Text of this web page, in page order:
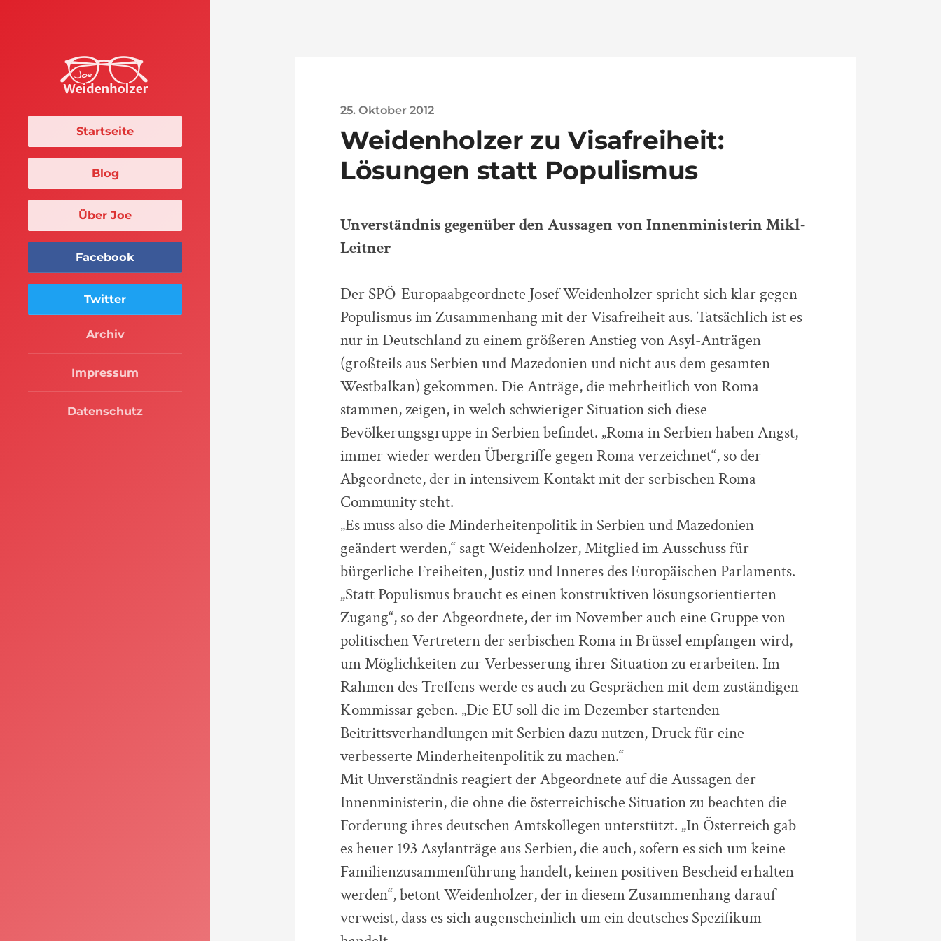
Startseite
Blog
Über Joe
Facebook
Twitter
Archiv
Impressum
Datenschutz
25. Oktober 2012
Weidenholzer zu Visafreiheit:
Lösungen statt Populismus
Unverständnis gegenüber den Aussagen von Innenministerin Mikl-
Leitner
Der SPÖ-Europaabgeordnete Josef Weidenholzer spricht sich klar gegen
Populismus im Zusammenhang mit der Visafreiheit aus. Tatsächlich ist es
nur in Deutschland zu einem größeren Anstieg von Asyl-Anträgen
(großteils aus Serbien und Mazedonien und nicht aus dem gesamten
Westbalkan) gekommen. Die Anträge, die mehrheitlich von Roma
stammen, zeigen, in welch schwieriger Situation sich diese
Bevölkerungsgruppe in Serbien befindet. „Roma in Serbien haben Angst,
immer wieder werden Übergriffe gegen Roma verzeichnet“, so der
Abgeordnete, der in intensivem Kontakt mit der serbischen Roma-
Community steht.
„Es muss also die Minderheitenpolitik in Serbien und Mazedonien
geändert werden,“ sagt Weidenholzer, Mitglied im Ausschuss für
bürgerliche Freiheiten, Justiz und Inneres des Europäischen Parlaments.
„Statt Populismus braucht es einen konstruktiven lösungsorientierten
Zugang“, so der Abgeordnete, der im November auch eine Gruppe von
politischen Vertretern der serbischen Roma in Brüssel empfangen wird,
um Möglichkeiten zur Verbesserung ihrer Situation zu erarbeiten. Im
Rahmen des Treffens werde es auch zu Gesprächen mit dem zuständigen
Kommissar geben. „Die EU soll die im Dezember startenden
Beitrittsverhandlungen mit Serbien dazu nutzen, Druck für eine
verbesserte Minderheitenpolitik zu machen.“
Mit Unverständnis reagiert der Abgeordnete auf die Aussagen der
Innenministerin, die ohne die österreichische Situation zu beachten die
Forderung ihres deutschen Amtskollegen unterstützt. „In Österreich gab
es heuer 193 Asylanträge aus Serbien, die auch, sofern es sich um keine
Familienzusammenführung handelt, keinen positiven Bescheid erhalten
werden“, betont Weidenholzer, der in diesem Zusammenhang darauf
verweist, dass es sich augenscheinlich um ein deutsches Spezifikum